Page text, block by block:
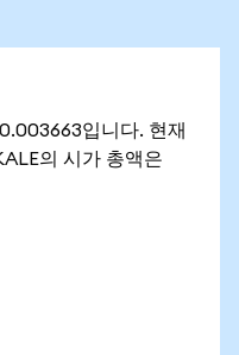
입니다. 현재
의 시가 총액은